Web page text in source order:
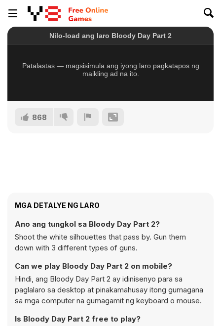
868
MGA DETALYE NG LARO
Ano ang tungkol sa Bloody Day Part 2?
Shoot the white silhouettes that pass by. Gun them
down with 3 different types of guns.
Can we play Bloody Day Part 2 on mobile?
Hindi, ang Bloody Day Part 2 ay idinisenyo para sa
paglalaro sa desktop at pinakamahusay itong gumagana
sa mga computer na gumagamit ng keyboard o mouse.
Is Bloody Day Part 2 free to play?